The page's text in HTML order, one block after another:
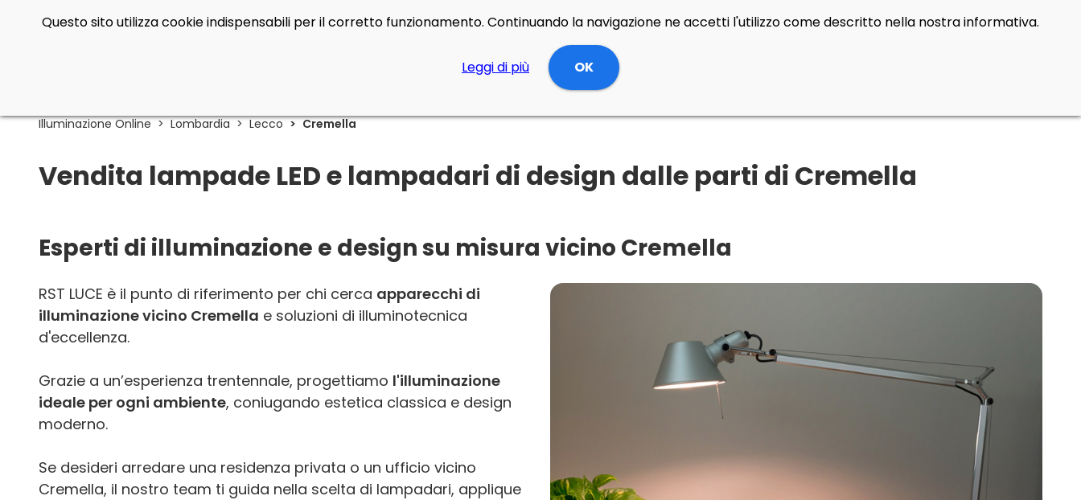
Illuminazione Online Lombardia Lecco Cremella
Vendita lampade LED e lampadari di design dalle parti di Cremella
Esperti di illuminazione e design su misura vicino Cremella
RST LUCE è il punto di riferimento per chi cerca apparecchi di
illuminazione vicino Cremella e soluzioni di illuminotecnica
d'eccellenza.
Grazie a un’esperienza trentennale, progettiamo l'illuminazione
ideale per ogni ambiente, coniugando estetica classica e design
moderno.
Se desideri arredare una residenza privata o un ufficio vicino
Cremella, il nostro team ti guida nella scelta di lampadari, applique
Questo sito utilizza cookie indispensabili per il corretto funzionamento. Continuando la navigazione ne accetti l'utilizzo come descritto nella nostra informativa.
Leggi di più OK